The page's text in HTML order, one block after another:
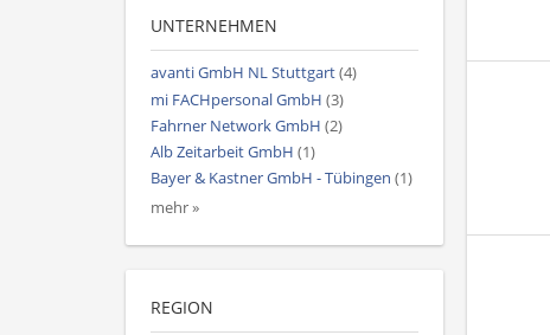
UNTERNEHMEN
avanti GmbH NL Stuttgart(4)
mi FACHpersonal GmbH (3)
Fahrner Network GmbH (2)
Alb Zeitarbeit GmbH (1)
Bayer & Kastner GmbH - Tübingen (1)
mehr »
REGION